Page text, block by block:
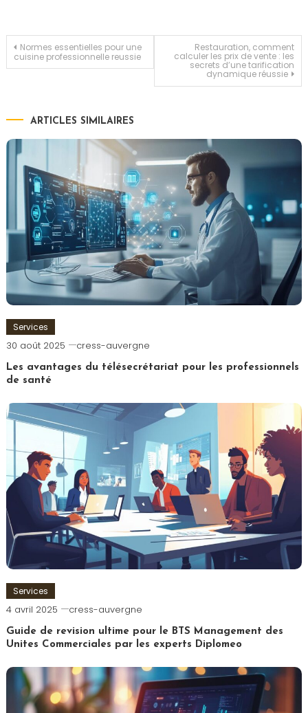
Navigation
l’article
Normes essentielles pour une
cuisine professionnelle reussie
Restauration, comment
calculer les prix de vente : les
secrets d’une tarification
dynamique réussie
ARTICLES SIMILAIRES
Services
30 août 2025 cress-auvergne
Les avantages du télésecrétariat pour les professionnels
de santé
Services
4 avril 2025 cress-auvergne
Guide de revision ultime pour le BTS Management des
Unites Commerciales par les experts Diplomeo